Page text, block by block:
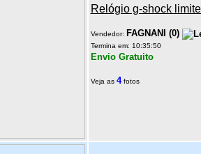
Relógio g-shock
Vendedor: FAGNANI (0)
Termina em: 10:35:50
Envio Gratuito
Veja as 4fotos